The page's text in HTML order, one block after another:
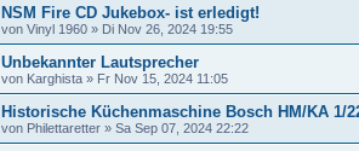
NSM Fire CD Jukebox- ist erledigt!
von Vinyl 1960 » Di Nov 26, 2024 19:55
Unbekannter Lautsprecher
von Karghista » Fr Nov 15, 2024 11:05
Historische Küchenmaschine Bosch HM/KA 1/
von Philettaretter » Sa Sep 07, 2024 22:22